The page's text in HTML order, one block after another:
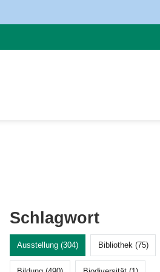
Schlagwort
Ausstellung (304) Bibliothek (75)